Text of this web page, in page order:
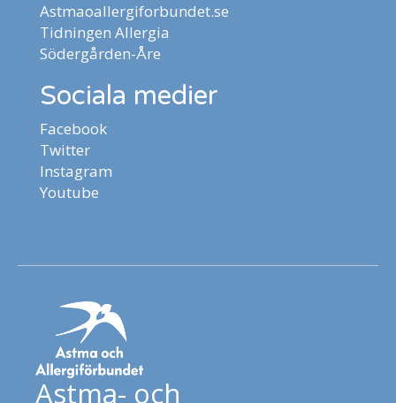
Astmaoallergiforbundet.se
Tidningen Allergia
Södergården-Åre
Sociala medier
Facebook
Twitter
Instagram
Youtube
Astma- och